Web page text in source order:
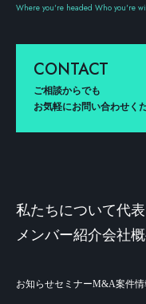
Where you're headed Who you're
CONTACT
ご相談からでも
お気軽にお問い合わせく
私たちについて代
メンバー紹介会社
お知らせセミナーM&A案件情